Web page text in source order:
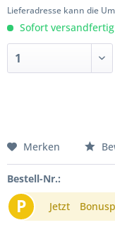
Lieferadresse kann die
Sofort versandfertig
Merken
Bestell-Nr.:
P Jetzt